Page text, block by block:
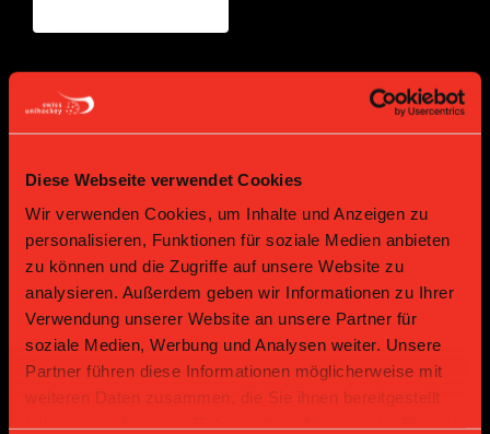
Diese Webseite verwendet Cookies
Wir verwenden Cookies, um Inhalte und Anzeigen zu
personalisieren, Funktionen für soziale Medien anbieten
zu können und die Zugriffe auf unsere Website zu
analysieren. Außerdem geben wir Informationen zu Ihrer
Verwendung unserer Website an unsere Partner für
soziale Medien, Werbung und Analysen weiter. Unsere
Partner führen diese Informationen möglicherweise mit
weiteren Daten zusammen, die Sie ihnen bereitgestellt
Supplier
Supplier Supplier